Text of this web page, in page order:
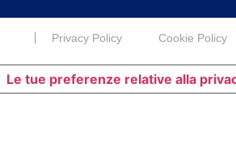
Privacy Policy Cookie Policy
Le tue preferenze relative alla